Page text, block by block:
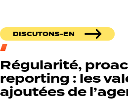
DISCUTONS-EN
Régularité,
reporting : les
ajoutées de